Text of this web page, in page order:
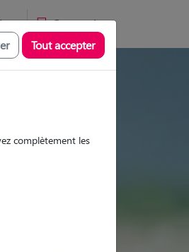
Connexion
Tout accepter
complètement les